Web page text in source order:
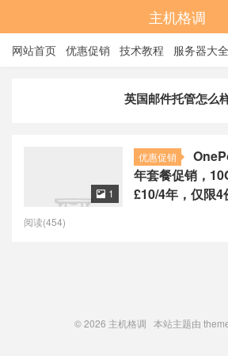
主机格调
网站首页 优惠促销 技术教程 服务器大全
英国邮件托管怎么
优惠促销
年套餐促销，
£10/4年，仅限4
 1
阅读(454)
© 2026 主机格调 本站主题由